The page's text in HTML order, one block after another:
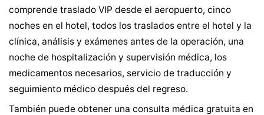
comprende traslado VIP desde el aeropuerto, cinco
noches en el hotel, todos los traslados entre el hotel y la
clínica, análisis y exámenes antes de la operación, una
noche de hospitalización y supervisión médica, los
medicamentos necesarios, servicio de traducción y
seguimiento médico después del regreso.
También puede obtener una consulta médica gratuita en